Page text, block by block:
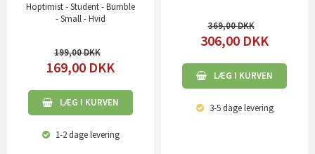
Hoptimist - Student - Bumble
- Small - Hvid
199,00
169,00 DKK
LÆG I KURVEN
1-2 dagelevering
369,00
306,00 DKK
LÆG I KURVEN
3-5 dagelevering